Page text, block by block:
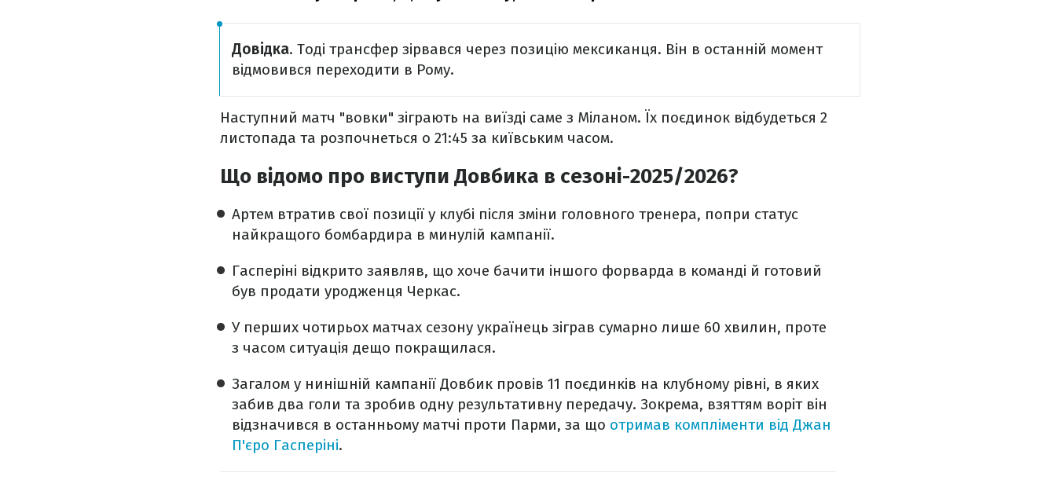
Довідка. Тоді трансфер зірвався через позицію мексиканця. Він в останній момент
відмовився переходити в Рому.
Наступний матч "вовки" зіграють на виїзді саме з Міланом. Їх поєдинок відбудеться 2
листопада та розпочнеться о 21:45 за київським часом.
Що відомо про виступи Довбика в сезоні-2025/2026?
Артем втратив свої позиції у клубі після зміни головного тренера, попри статус
найкращого бомбардира в минулій кампанії.
Гасперіні відкрито заявляв, що хоче бачити іншого форварда в команді й готовий
був продати уродженця Черкас.
У перших чотирьох матчах сезону українець зіграв сумарно лише 60 хвилин, проте
з часом ситуація дещо покращилася.
Загалом у нинішній кампанії Довбик провів 11 поєдинків на клубному рівні, в яких
забив два голи та зробив одну результативну передачу. Зокрема, взяттям воріт він
відзначився в останньому матчі проти Парми, за що отримав компліменти від Джан
П'єро Гасперіні.